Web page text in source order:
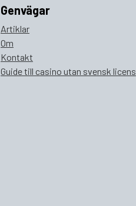
Genvägar
Artiklar
Om
Kontakt
Guide till casino utan svensk licens